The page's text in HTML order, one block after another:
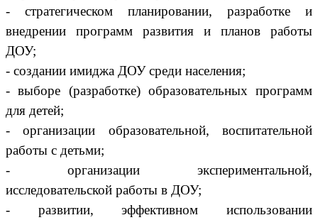
- стратегическом планировании, разработке и
внедрении программ развития и планов работы
ДОУ;
- создании имиджа ДОУ среди населения;
- выборе (разработке) образовательных программ
для детей;
- организации образовательной, воспитательной
работы с детьми;
- организации экспериментальной,
исследовательской работы в ДОУ;
- развитии, эффективном использовании